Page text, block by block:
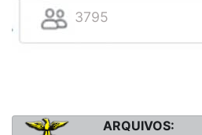
3795
ARQUIVOS: